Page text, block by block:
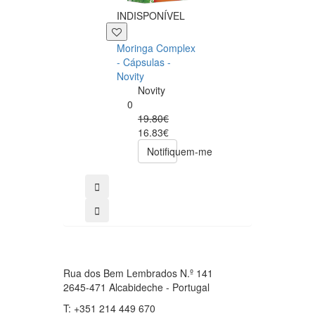
INDISPONÍVEL
Moringa Complex
- Cápsulas -
Novity
Novity
0
19.80€
16.83€
Notifiquem-me
Rua dos Bem Lembrados N.º 141
2645-471 Alcabideche - Portugal
T: +351 214 449 670